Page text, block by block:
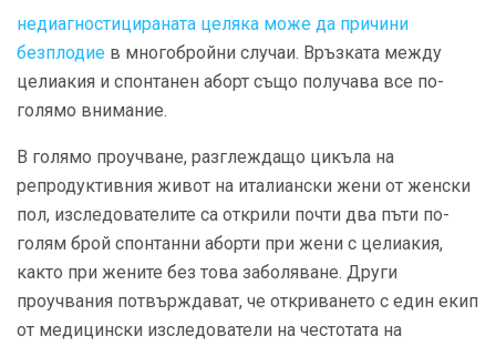
недиагностицираната целяка може да причини
безплодие в многобройни случаи. Връзката между
целиакия и спонтанен аборт също получава все по-
голямо внимание.
В голямо проучване, разглеждащо цикъла на
репродуктивния живот на италиански жени от женски
пол, изследователите са открили почти два пъти по-
голям брой спонтанни аборти при жени с целиакия,
както при жените без това заболяване. Други
проучвания потвърждават, че откриването с един екип
от медицински изследователи на честотата на